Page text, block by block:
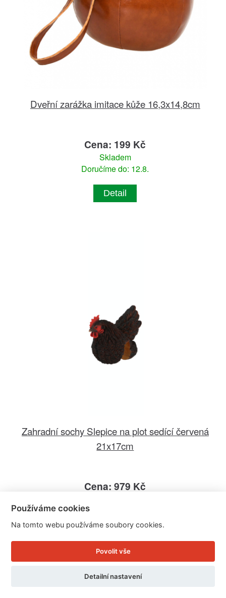
Dveřní zarážka imitace kůže 16,3x14,8cm
Cena: 199 Kč
Skladem
Doručíme do: 12.8.
Detail
Zahradní sochy Slepice na plot sedící červená
21x17cm
Cena: 979 Kč
Doručíme do: 12.8.
Používáme cookies
Na tomto webu používáme soubory cookies.
Povolit vše
Detailní nastavení